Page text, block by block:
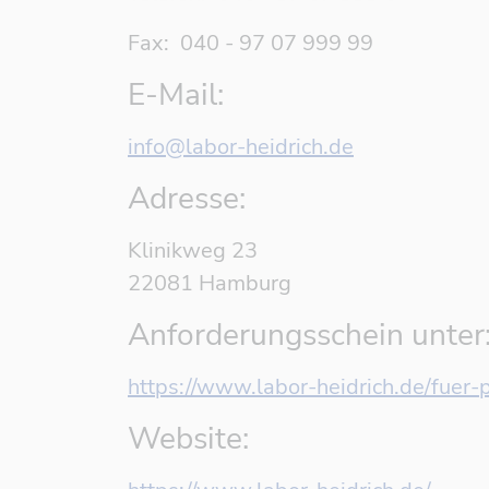
Fax: 040 - 97 07 999 99
E-Mail:
info@labor-heidrich.de
Adresse:
Klinikweg 23
22081 Hamburg
Anforderungsschein unter:
https://www.labor-heidrich.de/
Website: